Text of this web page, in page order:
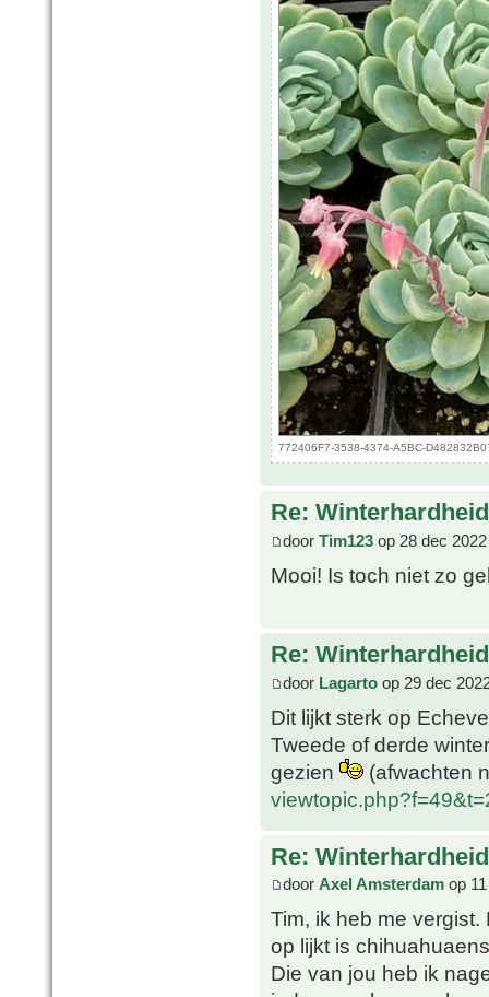
772406F7-3538-4374-A5BC-
Re:
door Tim123 op 28 dec
Mooi! Is toch niet zo
Re:
door Lagarto op 29 dec
Dit lijkt sterk op
Tweede of derde
gezien
(afwachten
Re:
door Axel Amsterdam op
Tim, ik heb me
op lijkt is
Die van jou heb ik